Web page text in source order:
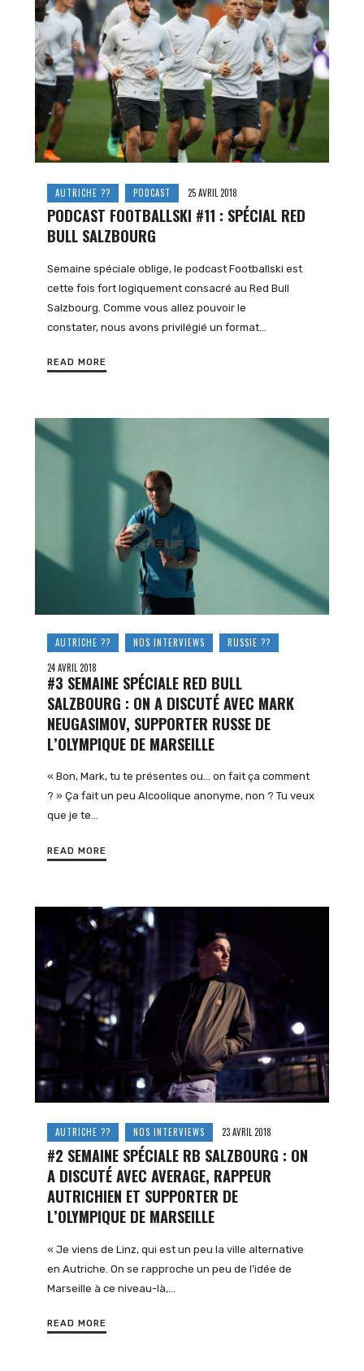
AUTRICHE ?? PODCAST 25 AVRIL 2018
PODCAST FOOTBALLSKI #11 : SPÉCIAL RED
BULL SALZBOURG
Semaine spéciale oblige, le podcast Footballski est
cette fois fort logiquement consacré au Red Bull
Salzbourg. Comme vous allez pouvoir le
constater, nous avons privilégié un format…
READ MORE
AUTRICHE ?? NOS INTERVIEWS
RUSSIE ??
24 AVRIL 2018
#3 SEMAINE SPÉCIALE RED BULL
SALZBOURG : ON A DISCUTÉ AVEC MARK
NEUGASIMOV, SUPPORTER RUSSE DE
L’OLYMPIQUE DE MARSEILLE
« Bon, Mark, tu te présentes ou… on fait ça comment
? » Ça fait un peu Alcoolique anonyme, non ? Tu veux
que je te…
READ MORE
AUTRICHE ?? NOS INTERVIEWS 23 AVRIL 2018
#2 SEMAINE SPÉCIALE RB SALZBOURG : ON
A DISCUTÉ AVEC AVERAGE, RAPPEUR
AUTRICHIEN ET SUPPORTER DE
L’OLYMPIQUE DE MARSEILLE
« Je viens de Linz, qui est un peu la ville alternative
en Autriche. On se rapproche un peu de l’idée de
Marseille à ce niveau-là,…
READ MORE